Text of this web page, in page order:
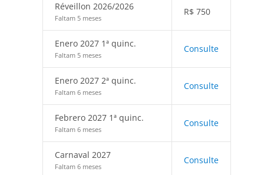
Réveillon 2026/2026
Faltam 5 meses
R$ 750
Enero 2027 1ª quinc.
Faltam 5 meses
Consulte
Enero 2027 2ª quinc.
Faltam 6 meses
Consulte
Febrero 2027 1ª quinc.
Faltam 6 meses
Consulte
Carnaval 2027
Faltam 6 meses
Consulte